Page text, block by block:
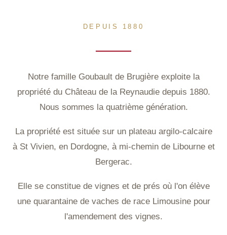
DEPUIS 1880
Notre famille Goubault de Brugière exploite la
propriété du Château de la Reynaudie depuis 1880.
Nous sommes la quatrième génération.
La propriété est située sur un plateau argilo-calcaire
à St Vivien, en Dordogne, à mi-chemin de Libourne et
Bergerac.
Elle se constitue de vignes et de prés où l'on élève
une quarantaine de vaches de race Limousine pour
l'amendement des vignes.